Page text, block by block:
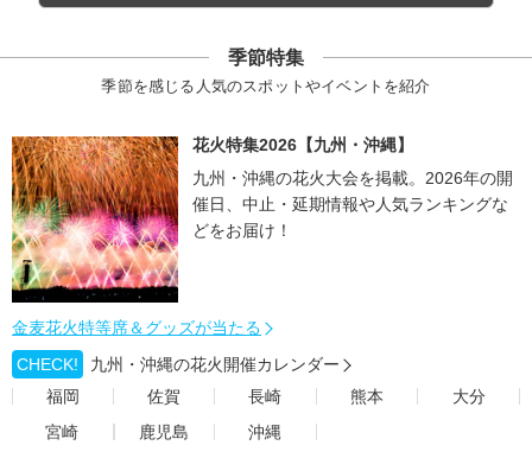
季節特集
季節を感じる人気のスポットやイベントを紹介
花火特集2026【九州・沖縄】
九州・沖縄の花火大会を掲載。2026年の開
催日、中止・延期情報や人気ランキングな
どをお届け！
金麦花火特等席＆グッズが当たる
CHECK!
九州・沖縄の花火開催カレンダー
福岡
佐賀 長崎 熊本
大分
宮崎
鹿児島 沖縄